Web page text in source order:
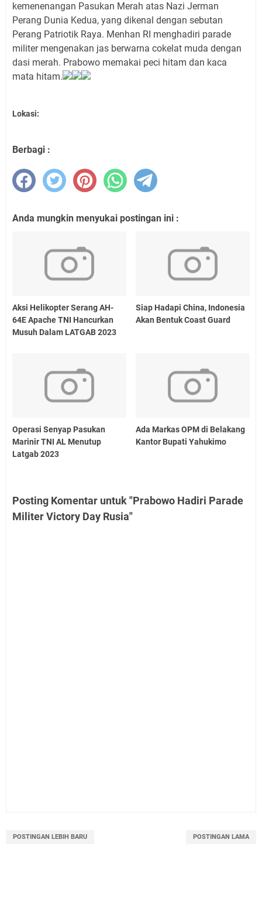
kemenenangan Pasukan Merah atas Nazi Jerman
Perang Dunia Kedua, yang dikenal dengan sebutan
Perang Patriotik Raya. Menhan RI menghadiri parade
militer mengenakan jas berwarna cokelat muda dengan
dasi merah. Prabowo memakai peci hitam dan kaca
mata hitam.
Lokasi:
Berbagi :
Anda mungkin menyukai postingan ini :
Aksi Helikopter Serang AH-
64E Apache TNI Hancurkan
Musuh Dalam LATGAB 2023
Siap Hadapi China, Indonesia
Akan Bentuk Coast Guard
Operasi Senyap Pasukan
Marinir TNI AL Menutup
Latgab 2023
Ada Markas OPM di Belakang
Kantor Bupati Yahukimo
Posting Komentar untuk "Prabowo Hadiri Parade
Militer Victory Day Rusia"
POSTINGAN LEBIH BARU POSTINGAN LAMA